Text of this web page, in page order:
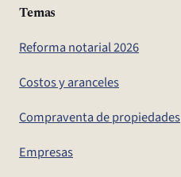
Temas
Reforma notarial 2026
Costos y aranceles
Compraventa de propiedades
Empresas